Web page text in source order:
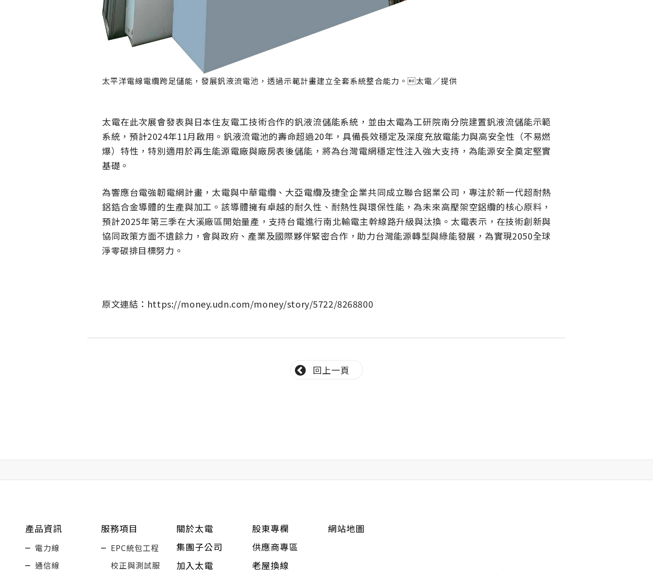
太平洋電線電纜跨足儲能，發展釩液流電池，透過示範計畫建立全套系統整合能力。太電／提供
太電在此次展會發表與日本住友電工技術合作的釩液流儲能系統，並由太電為工研院南分院建置釩液流儲能示範
系統，預計2024年11月啟用。釩液流電池的壽命超過20年，具備長效穩定及深度充放電能力與高安全性（不易燃
爆）特性，特別適用於再生能源電廠與廠房表後儲能，將為台灣電網穩定性注入強大支持，為能源安全奠定堅實
基礎。
為響應台電強韌電網計畫，太電與中華電纜、大亞電纜及捷全企業共同成立聯合鋁業公司，專注於新一代超耐熱
鋁鋯合金導體的生產與加工。該導體擁有卓越的耐久性、耐熱性與環保性能，為未來高壓架空鋁纜的核心原料，
預計2025年第三季在大溪廠區開始量產，支持台電進行南北輸電主幹線路升級與汰換。太電表示，在技術創新與
協同政策方面不遺餘力，會與政府、產業及國際夥伴緊密合作，助力台灣能源轉型與綠能發展，為實現2050全球
淨零碳排目標努力。
原文連結： https://money.udn.com/money/story/5722/8268800
回上一頁
產品資訊
電力線
通信線
服務項目
EPC統包工程
校正與測試服
關於太電
集團子公司
加入太電
股東專欄
供應商專區
老屋換線
網站地圖